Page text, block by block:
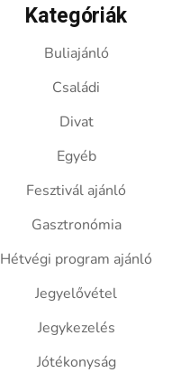
Kategóriák
Buliajánló
Családi
Divat
Egyéb
Fesztivál ajánló
Gasztronómia
Hétvégi program ajánló
Jegyelővétel
Jegykezelés
Jótékonyság